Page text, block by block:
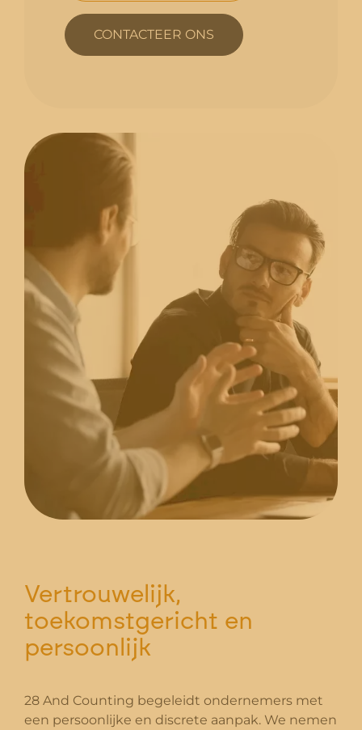
CONTACTEER ONS
Vertrouwelijk,
toekomstgericht en
persoonlijk
28 And Counting begeleidt ondernemers met
een persoonlijke en discrete aanpak. We nemen